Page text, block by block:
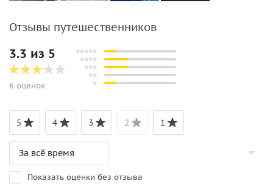
Отзывы путешественников
3.3 из 5
6 оценок
5 4 3 2 1
Показать оценки без отзыва